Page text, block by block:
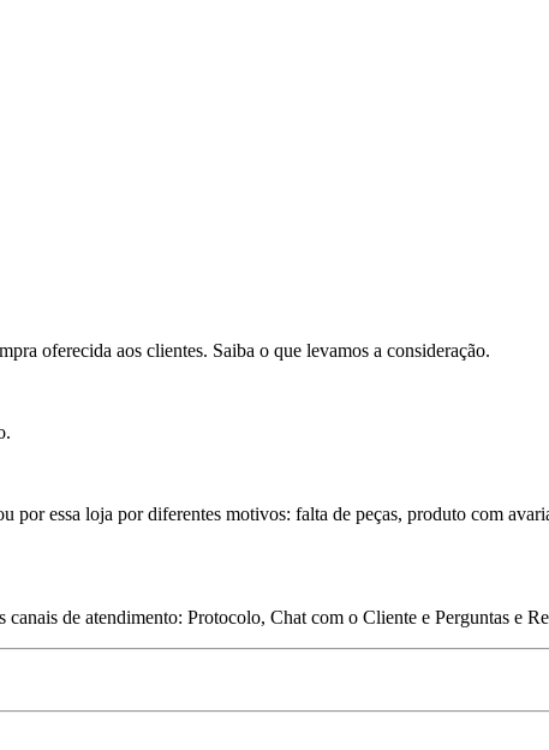
oferecida aos clientes. Saiba o que levamos a consideração.
por essa loja por diferentes motivos: falta de peças, produto com
de atendimento: Protocolo, Chat com o Cliente e Perguntas e